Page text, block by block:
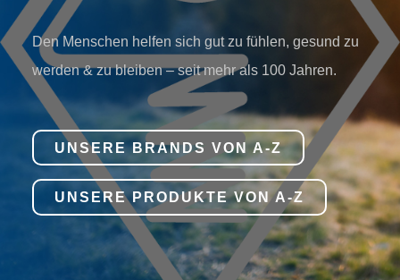
Den Menschen helfen sich gut zu fühlen, gesund zu
werden & zu bleiben – seit mehr als 100 Jahren.
UNSERE BRANDS VON A-Z
UNSERE PRODUKTE VON A-Z